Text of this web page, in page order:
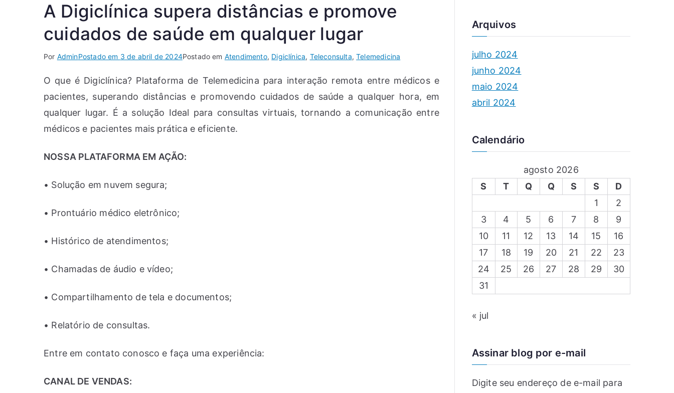
A Digiclínica supera distâncias e promove
cuidados de saúde em qualquer lugar
Por AdminPostado em 3 de abril de 2024Postado em Atendimento, Digiclínica, Teleconsulta,Telemedicina
O que é Digiclínica? Plataforma de Telemedicina para interação remota entre médicos e
pacientes, superando distâncias e promovendo cuidados de saúde a qualquer hora, em
qualquer lugar. É a solução Ideal para consultas virtuais, tornando a comunicação entre
médicos e pacientes mais prática e eficiente.
NOSSA PLATAFORMA EM AÇÃO:
• Solução em nuvem segura;
• Prontuário médico eletrônico;
• Histórico de atendimentos;
• Chamadas de áudio e vídeo;
• Compartilhamento de tela e documentos;
• Relatório de consultas.
Entre em contato conosco e faça uma experiência:
CANAL DE VENDAS:
Arquivos
julho 2024
junho 2024
maio 2024
abril 2024
Calendário
agosto 2026
S
T Q Q S S
D
1
2
3
4 5 6 7 8
9
10
11 12 13 14 15
16
17
18 19 20 21 22
23
24
25 26 27 28 29
30
31
« jul
Assinar blog por e-mail
Digite seu endereço de e-mail para